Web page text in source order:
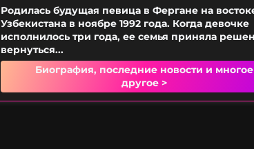
Родилась будущая певица в Фергане на
Узбекистана в ноябре 1992 года. Когда девочке
исполнилось три года, ее семья приняла
вернуться...
Биография, последние новости и многое
другое >